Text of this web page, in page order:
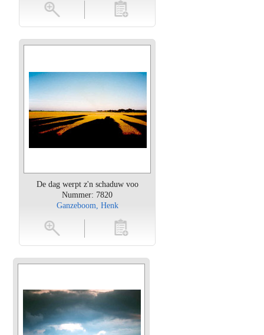
toevoegen
De dag werpt z'n schaduw voo
Nummer: 7820
Ganzeboom, Henk
toevoegen